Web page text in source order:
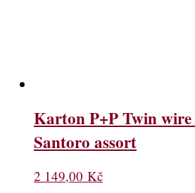
Karton P+P Twin
Santoro assort
2 149,00 Kč